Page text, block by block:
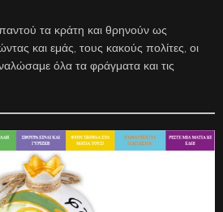
τα κράτη και θρηνούν ως
και εμάς, τους κακούς πολίτες, οι
όλα τα φράγματα και τις